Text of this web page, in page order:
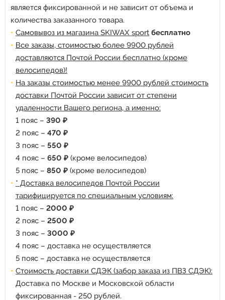
является фиксированной и не зависит от объема и
количества заказанного товара.
Самовывоз из магазина SKIWAX sport бесплатно
Все заказы, стоимостью более 9900 рублей
доставляются Почтой России бесплатно (кроме
велосипедов)!
На заказы стоимостью менее 9900 рублей стоимость
доставки Почтой России зависит от степени
удаленности Вашего региона, а именно:
1 пояс – 390 ₽
2 пояс – 470 ₽
3 пояс – 550 ₽
4 пояс – 650 ₽ (кроме велосипедов)
5 пояс – 850 ₽ (кроме велосипедов)
* Доставка велосипедов Почтой России
тарифицируется по специальным условиям:
1 пояс – 2000 ₽
2 пояс – 2500 ₽
3 пояс – 3000 ₽
4 пояс – доставка не осуществляется
5 пояс – доставка не осуществляется
Стоимость доставки СДЭК (забор заказа из ПВЗ СДЭК):
Доставка по Москве и Московской области
фиксированная - 250 рублей.